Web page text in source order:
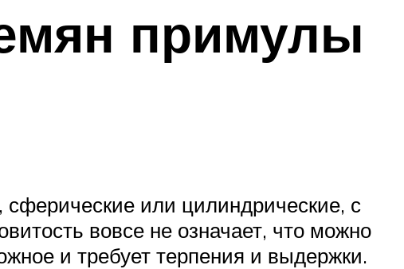
примулы
или цилиндрические, с
вовсе не означает, что можно
и требует терпения и выдержки.